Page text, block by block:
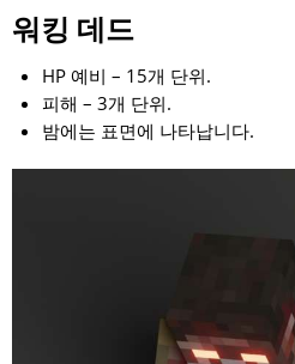
워킹 데드
HP 예비 – 15개 단위.
피해 – 3개 단위.
밤에는 표면에 나타납니다.